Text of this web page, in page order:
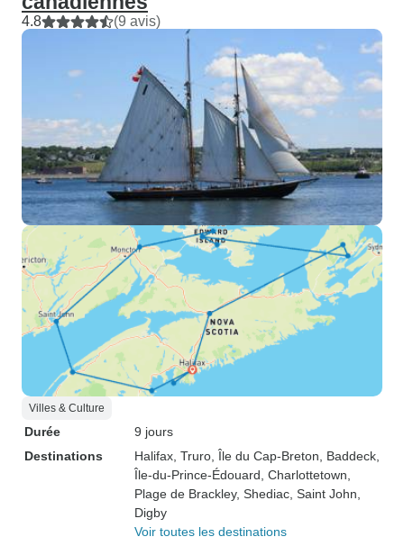
4.8 (9 avis)
Villes & Culture
Durée
9 jours
Destinations
Halifax , Truro , Île du Cap-Breton , Baddeck
Île-du-Prince-Édouard , Charlottetown
Plage de Brackley, Shediac , Saint John
Digby
Voir toutes les destinations